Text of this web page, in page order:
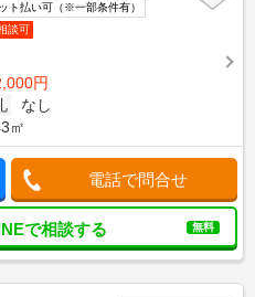
ト払い可（※一部条件有）
談可
円
なし
㎡
電話で問合せ
で相談する 無料